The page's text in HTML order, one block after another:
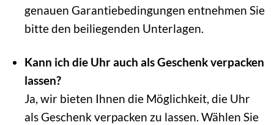
genauen Garantiebedingungen entnehmen Sie
bitte den beiliegenden Unterlagen.
Kann ich die Uhr auch als Geschenk verpacken
lassen?
Ja, wir bieten Ihnen die Möglichkeit, die Uhr
als Geschenk verpacken zu lassen. Wählen Sie